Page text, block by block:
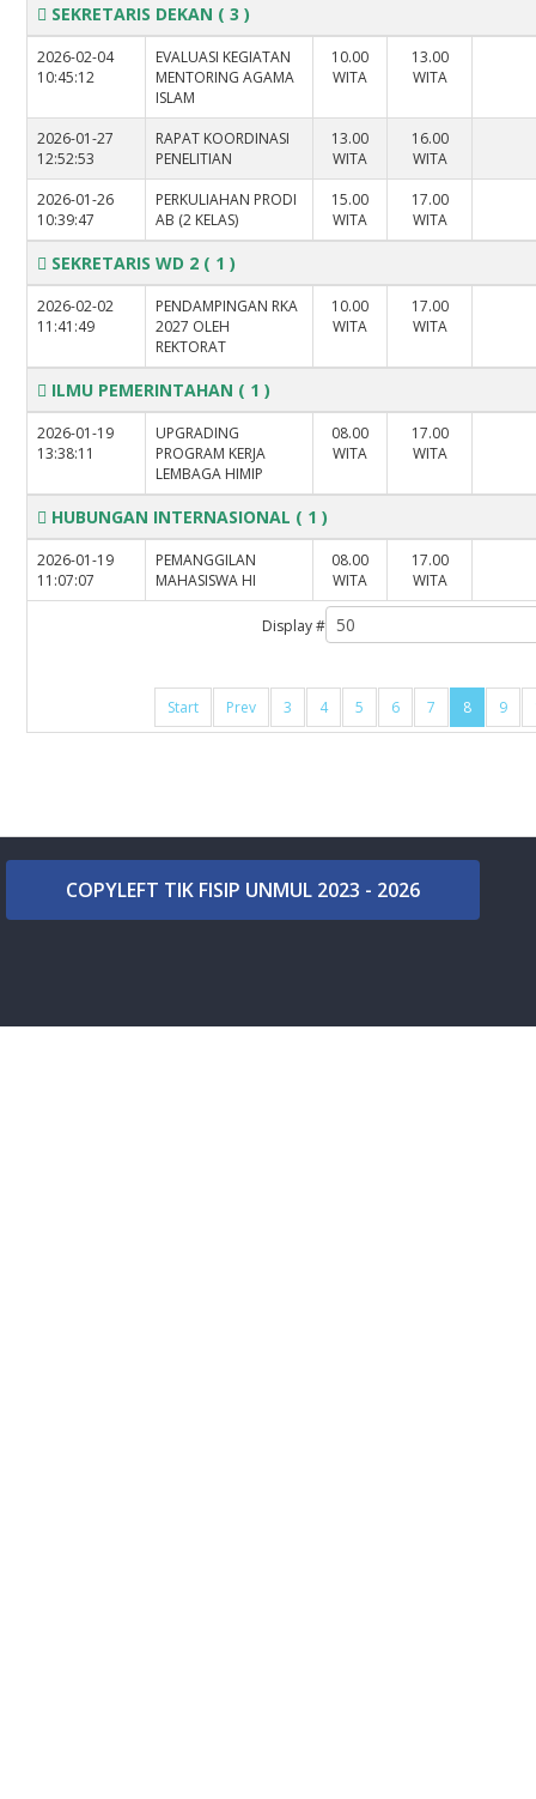
Display #
Start Prev 3 4 5 6 7 8 9
SEKRETARIS DEKAN ( 3 )
2026-02-04
10:45:12
EVALUASI KEGIATAN
MENTORING AGAMA
ISLAM
10.00
WITA
13.00
WITA
2026-01-27
12:52:53
RAPAT KOORDINASI
PENELITIAN
13.00
WITA
16.00
WITA
2026-01-26
10:39:47
PERKULIAHAN PRODI
AB (2 KELAS)
15.00
WITA
17.00
WITA
SEKRETARIS WD 2 ( 1 )
2026-02-02
11:41:49
PENDAMPINGAN RKA
2027 OLEH
REKTORAT
10.00
WITA
17.00
WITA
ILMU PEMERINTAHAN ( 1 )
2026-01-19
13:38:11
UPGRADING
PROGRAM KERJA
LEMBAGA HIMIP
08.00
WITA
17.00
WITA
HUBUNGAN INTERNASIONAL ( 1 )
2026-01-19
11:07:07
PEMANGGILAN
MAHASISWA HI
08.00
WITA
17.00
WITA
COPYLEFT TIK FISIP UNMUL 2023 - 2026